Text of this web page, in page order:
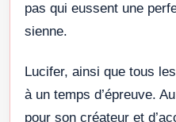
pas qui eussent une
sienne.
Lucifer, ainsi que tous
à un temps d’épreuve.
pour son créateur et